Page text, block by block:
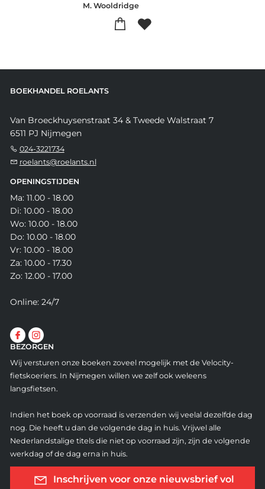
M. Wooldridge
BOEKHANDEL ROELANTS
Van Broeckhuysenstraat 34 & Tweede Walstraat 7
6511 PJ Nijmegen
024-3221734
roelants@roelants.nl
OPENINGSTIJDEN
Ma: 11.00 - 18.00
Di: 10.00 - 18.00
Wo: 10.00 - 18.00
Do: 10.00 - 18.00
Vr: 10.00 - 18.00
Za: 10.00 - 17.30
Zo: 12.00 - 17.00
Online: 24/7
BEZORGEN
Wij versturen onze boeken zoveel mogelijk met de Velocity-
fietskoeriers. In Nijmegen willen we zelf ook weleens
langsfietsen.
Indien het boek op voorraad is verzenden wij veelal dezelfde dag
nog. Die heeft u dan de volgende dag in huis. Vrijwel alle
Nederlandstalige titels die niet op voorraad zijn, zijn de volgende
werkdag of de dag erna in huis.
Inschrijven voor onze nieuwsbrief vol